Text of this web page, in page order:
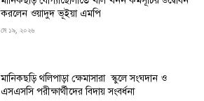
করলেন ওয়াদুদ ভূইয়া এমপি
মে ১৯, ২০২৬
মানিকছড়ি থলিপাড়া ক্ষেমাসারা স্কুলে সংঘদান ও
এসএসসি পরীক্ষার্থীদের বিদায় সংবর্ধনা